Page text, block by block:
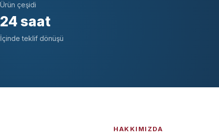
Ürün çeşidi
24 saat
İçinde teklif dönüşü
HAKKIMIZDA